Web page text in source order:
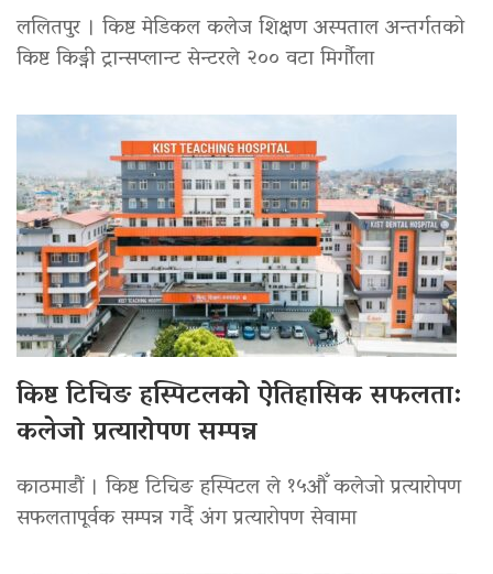
ललितपुर । किष्ट मेडिकल कलेज शिक्षण अस्पताल अन्तर्गतको
किष्ट किड्नी ट्रान्सप्लान्ट सेन्टरले २०० वटा मिर्गौला
किष्ट टिचिङ हस्पिटलको ऐतिहासिक सफलता:
कलेजो प्रत्यारोपण सम्पन्न
काठमाडौं । किष्ट टिचिङ हस्पिटल ले १५औँ कलेजो प्रत्यारोपण
सफलतापूर्वक सम्पन्न गर्दै अंग प्रत्यारोपण सेवामा